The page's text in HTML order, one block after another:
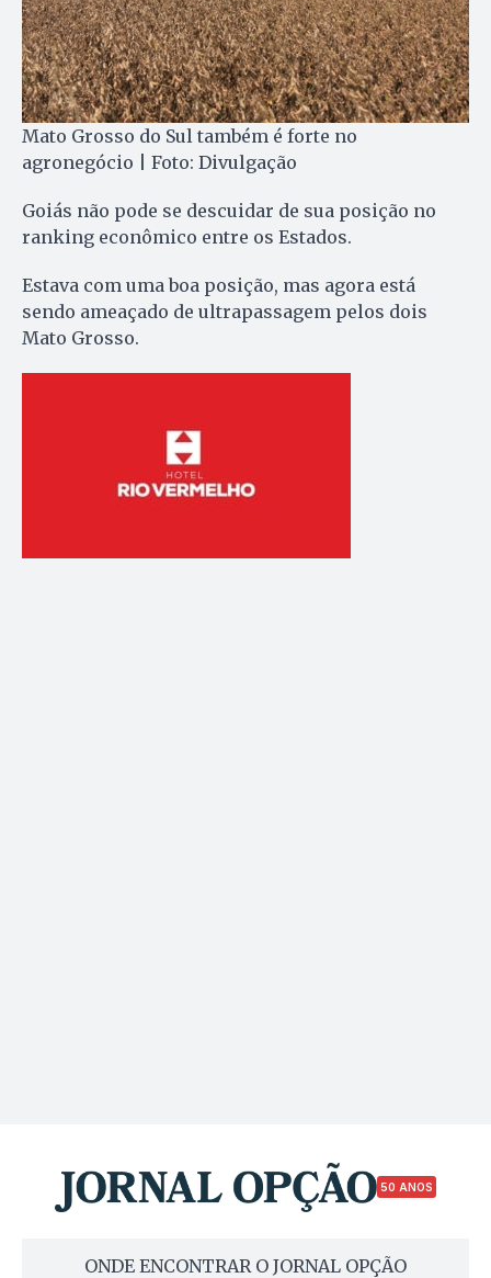
Mato Grosso do Sul também é forte no
agronegócio | Foto: Divulgação
Goiás não pode se descuidar de sua posição no
ranking econômico entre os Estados.
Estava com uma boa posição, mas agora está
sendo ameaçado de ultrapassagem pelos dois
Mato Grosso.
50 ANOS
ONDE ENCONTRAR O JORNAL OPÇÃO